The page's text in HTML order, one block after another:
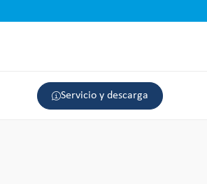
Servicio y descarga